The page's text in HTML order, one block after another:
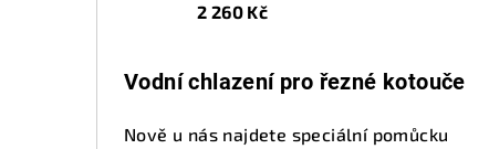
2 260 Kč
Vodní chlazení pro řezné kotouče
Nově u nás najdete speciální pomůcku